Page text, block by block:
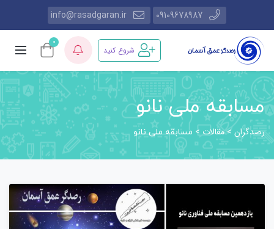
09109678987
info@rasadgaran.ir
شروع کنید
0
مسابقه ملی نانو
رصدگران>مقالات> مسابقه ملی نانو